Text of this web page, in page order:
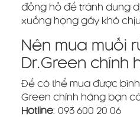
đồng hồ để tránh dung
xuống họng gây khó
Nên mua muối
Dr.Green chính
Để có thể mua được
Green chính hãng bạn
Hotline: 093 600 20 06